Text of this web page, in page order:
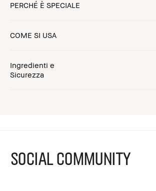
PERCHÉ È SPECIALE
COME SI USA
Ingredienti e
Sicurezza
SOCIAL COMMUNITY